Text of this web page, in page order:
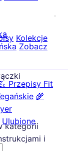
Zobacz
Przepisy Fit
🌾
Ulubione
Kolekcje
kategorii
i